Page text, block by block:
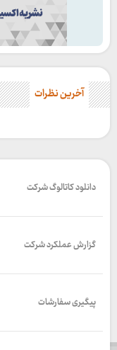
آخرین نظرات
دانلود کاتالوگ شرکت
گزارش عملکرد شرکت
پیگیری سفارشات